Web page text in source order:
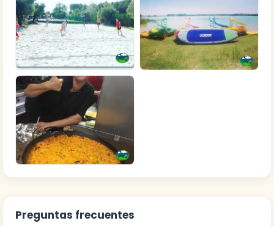
Preguntas frecuentes